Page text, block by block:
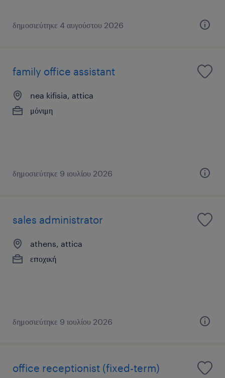
δημοσιεύτηκε 4 αυγούστου 2026
family office assistant
nea kifisia, attica
μόνιμη
δημοσιεύτηκε 9 ιουλίου 2026
sales administrator
athens, attica
εποχική
δημοσιεύτηκε 9 ιουλίου 2026
office receptionist (fixed-term)